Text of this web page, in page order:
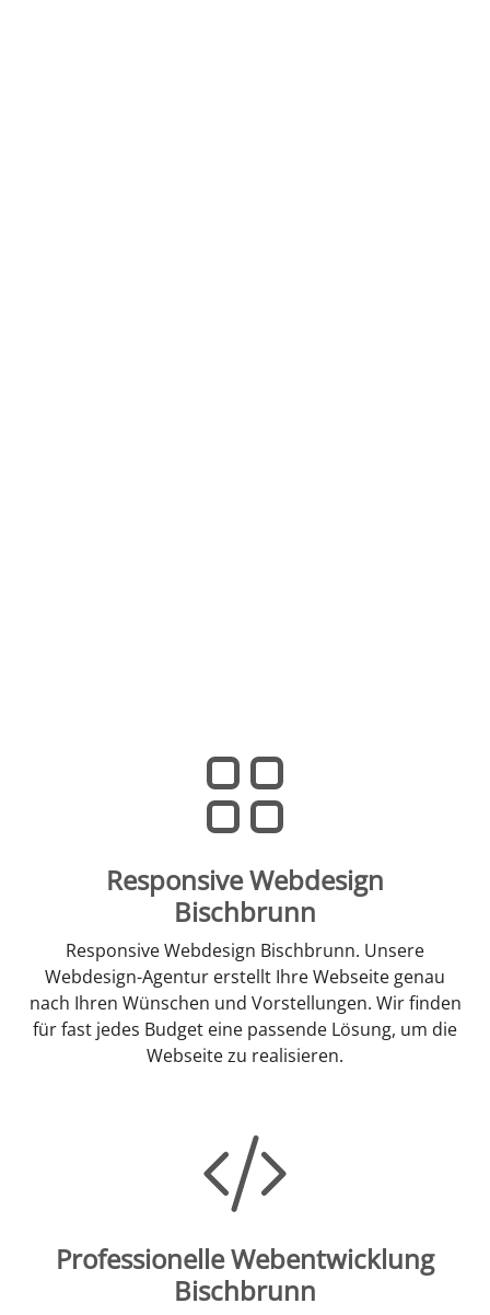
Responsive Webdesign
Bischbrunn
Responsive Webdesign Bischbrunn. Unsere
Webdesign-Agentur erstellt Ihre Webseite genau
nach Ihren Wünschen und Vorstellungen. Wir finden
für fast jedes Budget eine passende Lösung, um die
Webseite zu realisieren.
Professionelle Webentwicklung
Bischbrunn